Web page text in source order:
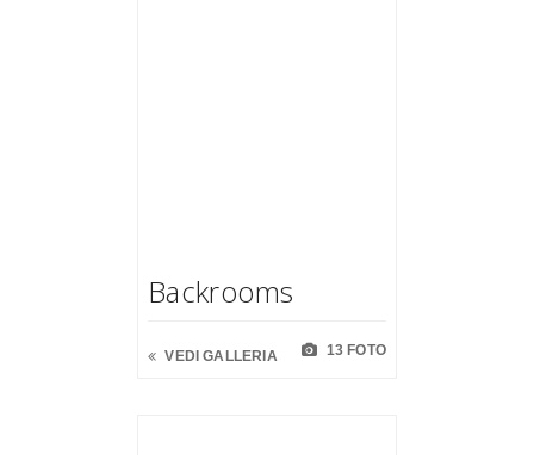
Backrooms
VEDI GALLERIA 13 FOTO